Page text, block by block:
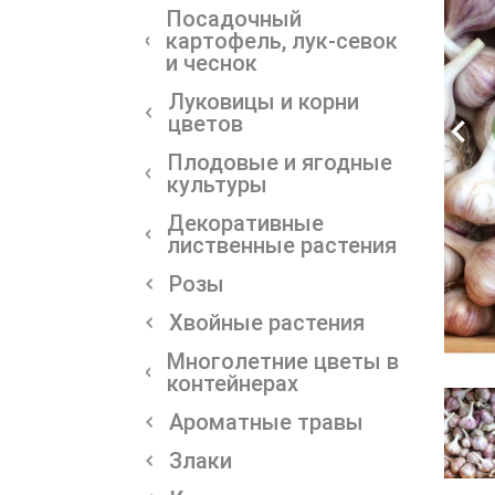
Посадочный
картофель, лук-севок
и чеснок
Луковицы и корни
цветов
Плодовые и ягодные
культуры
Декоративные
лиственные растения
Розы
Хвойные растения
Многолетние цветы в
контейнерах
Ароматные травы
Злаки